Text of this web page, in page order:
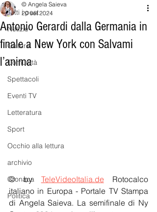
Tutti i post
Notizie
Cultura
Comunità
Spettacoli
Eventi TV
Letteratura
Sport
Occhio alla lettura
archivio
Cronaca
Politica
Antonio Gerardi dalla Germania in
finale a New York con Salvami
l’anima
© Angela Saieva
20 set 2024
© by TeleVideoItalia.de Rotocalco
italiano in Europa - Portale TV Stampa
di Angela Saieva. La semifinale di Ny